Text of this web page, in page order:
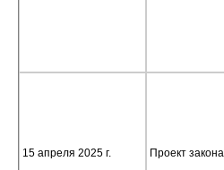
15 апреля 2025 г. Проект закона